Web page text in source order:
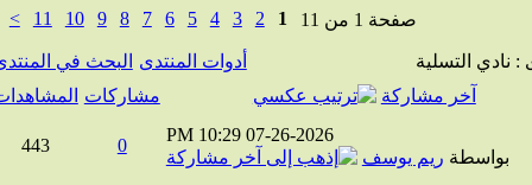
صفحة 1 من 11 1
2
3
4
5
6
7
8
9
10
11
>
التسلية أدوات المنتدى البحث في المنتدى
آخر مشاركة
مشاركات المشاهدات
07-26-2026
10:29 PM
بواسطةريم يوسف
443